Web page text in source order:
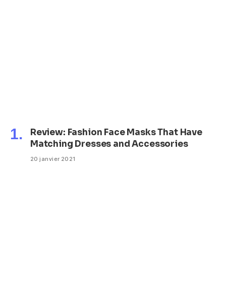
Review: Fashion Face Masks That Have
Matching Dresses and Accessories
20 janvier 2021